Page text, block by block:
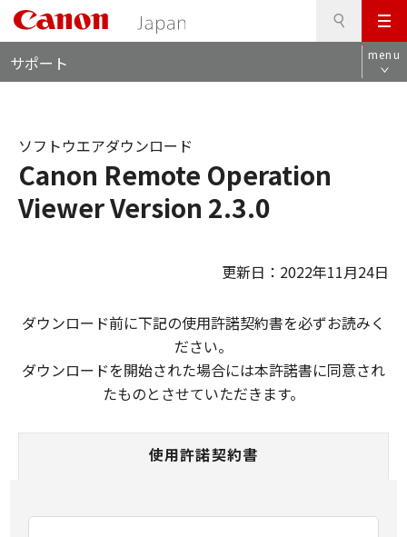
メ
ニ
ュ
サポート menu
Canon Remote Operation
Viewer Version 2.3.0
ソフトウエアダウンロード
更新日：2022年11月24日
ダウンロード前に下記の使用許諾契約書を必ずお読みく
ださい。
ダウンロードを開始された場合には本許諾書に同意され
たものとさせていただきます。
使用許諾契約書